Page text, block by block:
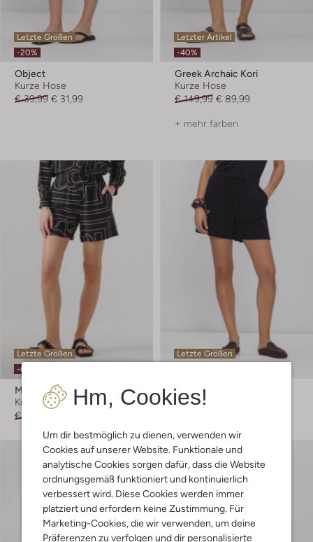
Hm, Cookies!
Um dir bestmöglich zu dienen, verwenden wir
Cookies auf unserer Website. Funktionale und
analytische Cookies sorgen dafür, dass die Website
ordnungsgemäß funktioniert und kontinuierlich
verbessert wird. Diese Cookies werden immer
platziert und erfordern keine Zustimmung. Für
Marketing-Cookies, die wir verwenden, um deine
Präferenzen zu verfolgen und dir personalisierte
Letzte Größen
-20%
Object
Kurze Hose
€ 39,99 € 31,99
Letzter Artikel
-40%
Greek Archaic Kori
Kurze Hose
€ 149,99 € 89,99
+ mehr farben
Letzte Größen
-60%
My Essential Wardrobe
Kurze Hose
€ 79,99
Letzte Größen
Selected Women
Kurze Hose